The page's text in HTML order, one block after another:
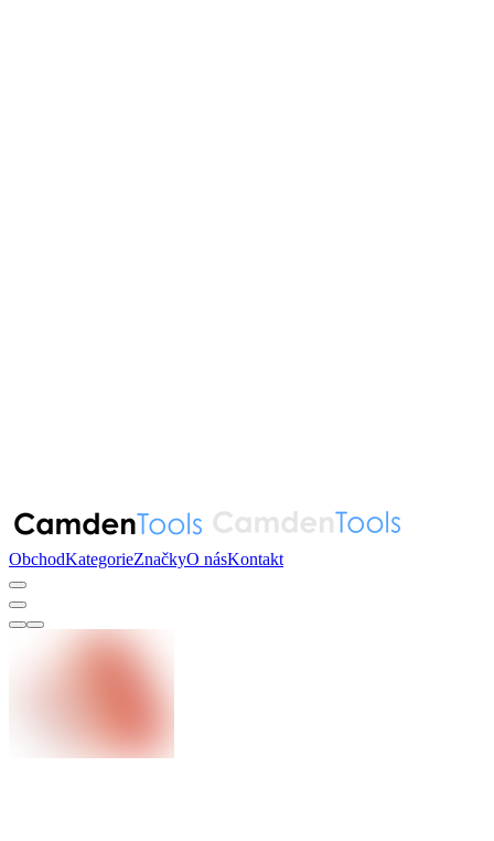
ObchodKategorieZnačkyO násKontakt